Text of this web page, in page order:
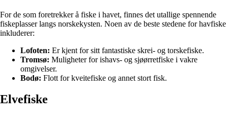
For de som foretrekker å fiske i havet, finnes det utallige spennende
fiskeplasser langs norskekysten. Noen av de beste stedene for havfiske
inkluderer:
Lofoten: Er kjent for sitt fantastiske skrei- og torskefiske.
Tromsø: Muligheter for ishavs- og sjøørretfiske i vakre
omgivelser.
Bodø: Flott for kveitefiske og annet stort fisk.
Elvefiske